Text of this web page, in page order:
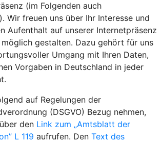
(im Folgenden auch
Wir freuen uns über Ihr Interesse und
Aufenthalt auf unserer Internetpräsenz
gestalten. Dazu gehört für uns
Umgang mit Ihren Daten,
Vorgaben in Deutschland in jeder
auf Regelungen der
(DSGVO) Bezug nehmen,
den Link zum „Amtsblatt der
L 119 aufrufen. Den Text des